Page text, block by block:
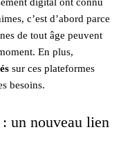
c’est d’abord parce
de tout âge peuvent
En plus,
sur ces plateformes
besoins.
un nouveau lien